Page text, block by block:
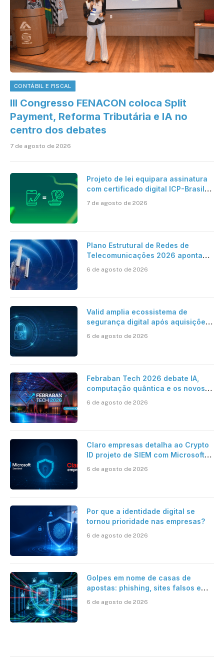
CONTÁBIL E FISCAL
III Congresso FENACON coloca Split
Payment, Reforma Tributária e IA no
centro dos debates
7 de agosto de 2026
Projeto de lei equipara assinatura
com certificado digital ICP-Brasil
cartório
7 de agosto de 2026
Plano Estrutural de Redes de
Telecomunicações 2026 aponta
mantém desafio
6 de agosto de 2026
Valid amplia ecossistema de
segurança digital após aquisições
6 de agosto de 2026
Febraban Tech 2026 debate IA,
computação quântica e os novos
6 de agosto de 2026
Claro empresas detalha ao Crypto
ID projeto de SIEM com Microsoft
automatizada
6 de agosto de 2026
Por que a identidade digital se
tornou prioridade nas empresas?
6 de agosto de 2026
Golpes em nome de casas de
apostas: phishing, sites falsos e
6 de agosto de 2026